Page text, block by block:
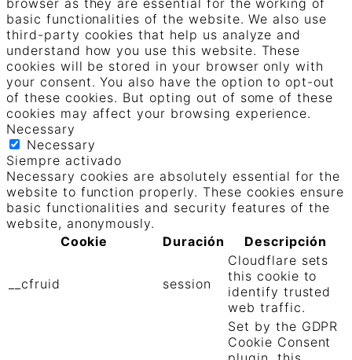
basic functionalities of the website. We also use
third-party cookies that help us analyze and
understand how you use this website. These
cookies will be stored in your browser only with
your consent. You also have the option to opt-out
of these cookies. But opting out of some of these
cookies may affect your browsing experience.
Necessary
Necessary
Siempre activado
Necessary cookies are absolutely essential for the
website to function properly. These cookies ensure
basic functionalities and security features of the
website, anonymously.
Cookie
Duración Descripción
__cfruid session
Cloudflare sets
this cookie to
identify trusted
web traffic.
Set by the GDPR
Cookie Consent